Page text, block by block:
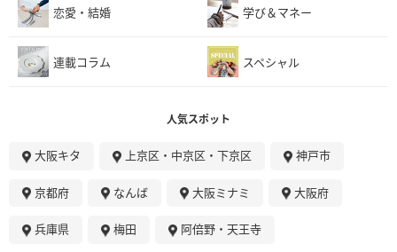
恋愛・結婚 学び＆マネー
連載コラム スペシャル
人気スポット
大阪キタ 上京区・中京区・下京区 神戸市
京都府 なんば 大阪ミナミ 大阪府
兵庫県 梅田 阿倍野・天王寺